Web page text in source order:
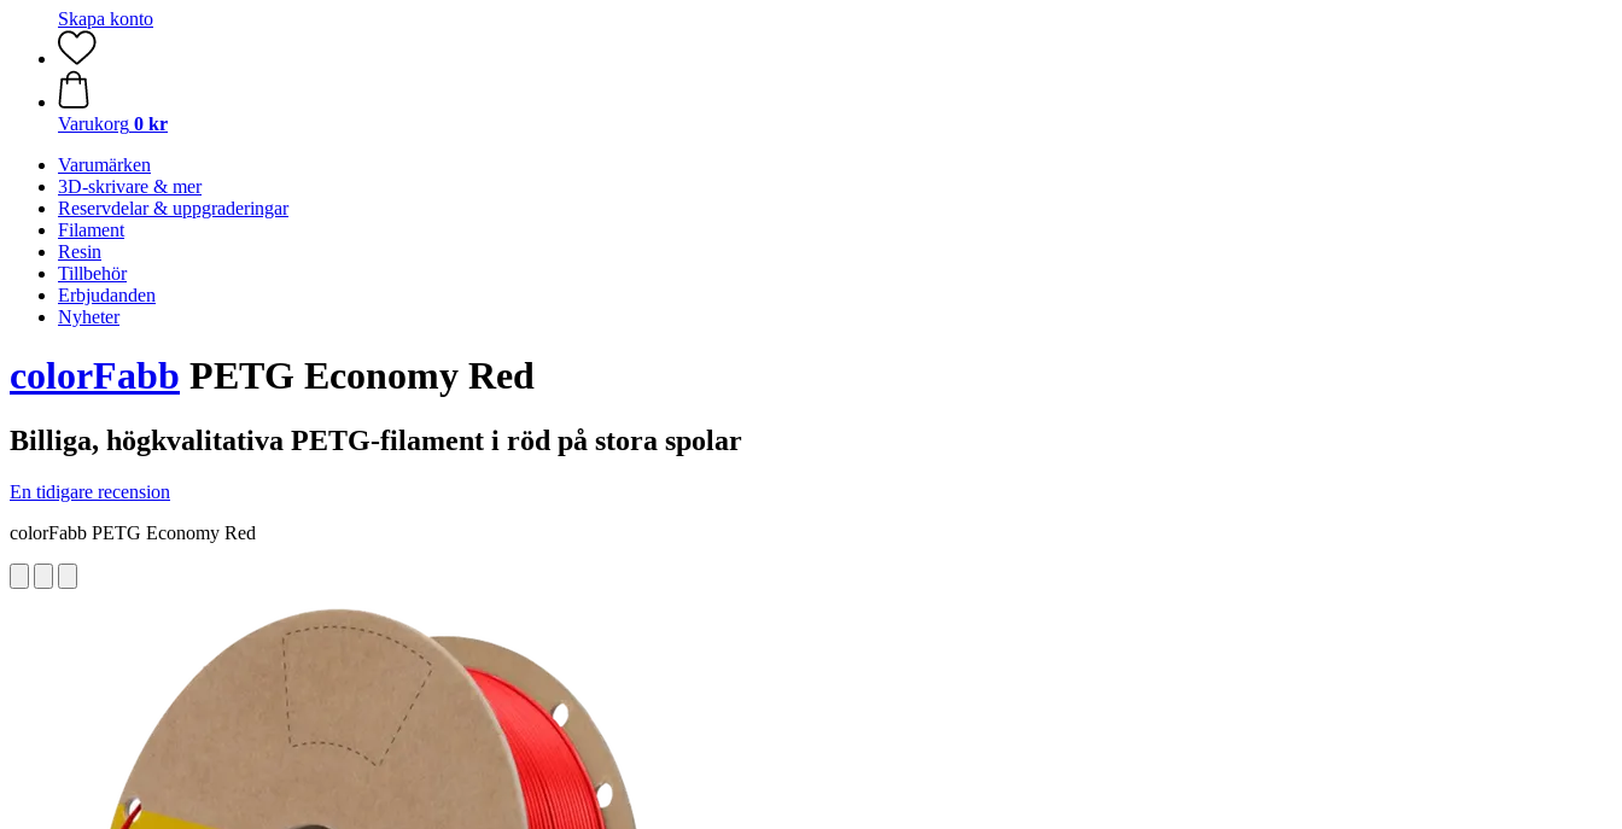
Skapa konto
Varukorg 0 kr
Varumärken
3D-skrivare & mer
Reservdelar & uppgraderingar
Filament
Resin
Tillbehör
Erbjudanden
Nyheter
colorFabb PETG Economy Red
Billiga, högkvalitativa PETG-filament i röd på stora spolar
En tidigare recension
colorFabb PETG Economy Red